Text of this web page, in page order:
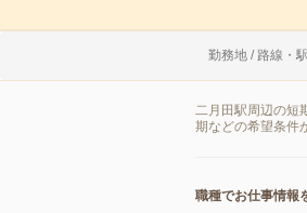
勤務地 / 路線・駅
二月田駅周辺の短
期などの希望条件
職種でお仕事情報